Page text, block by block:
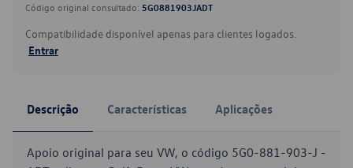
Código original consultado: 5G0881903JADT
Compatibilidade disponível apenas para clientes logados.
Entrar
Descrição Características Aplicações
Apoio original para seu VW, o código 5G0-881-903-J -